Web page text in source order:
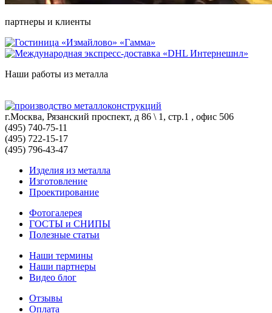
партнеры и клиенты
Наши работы из металла
г.Москва, Рязанский проспект, д 86 \ 1, стр.1 , офис 506
(495) 740-75-11
(495) 722-15-17
(495) 796-43-47
Изделия из металла
Изготовление
Проектирование
Фотогалерея
ГОСТЫ и СНИПЫ
Полезные статьи
Наши термины
Наши партнеры
Видео блог
Отзывы
Оплата